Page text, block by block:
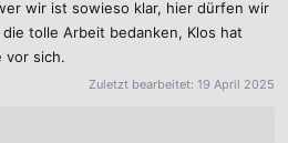
Saison aus den gennanten
in welchen Bereichen hat er einen
Spielweise, völlig unabhängig der
wir ist sowieso klar, hier dürfen wir
tolle Arbeit bedanken, Klos hat
vor sich.
Zuletzt bearbeitet: 19 April 2025